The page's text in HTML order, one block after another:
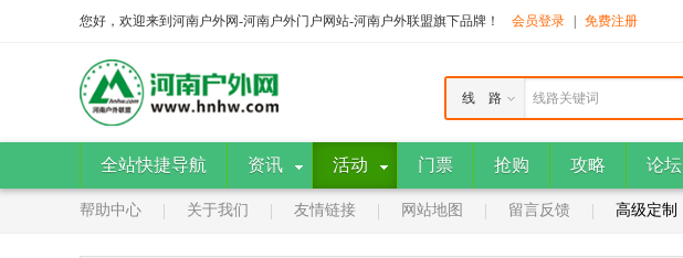
您好，欢迎来到河南户外网-河南户外门户网站-河南户外联盟旗下品牌！ 会员登录 免费注册
线路关键词
线 路
全站快捷导航 资讯 活动 门票 抢购 攻略 论坛
帮助中心 关于我们 友情链接 网站地图 留言反馈 高级定制